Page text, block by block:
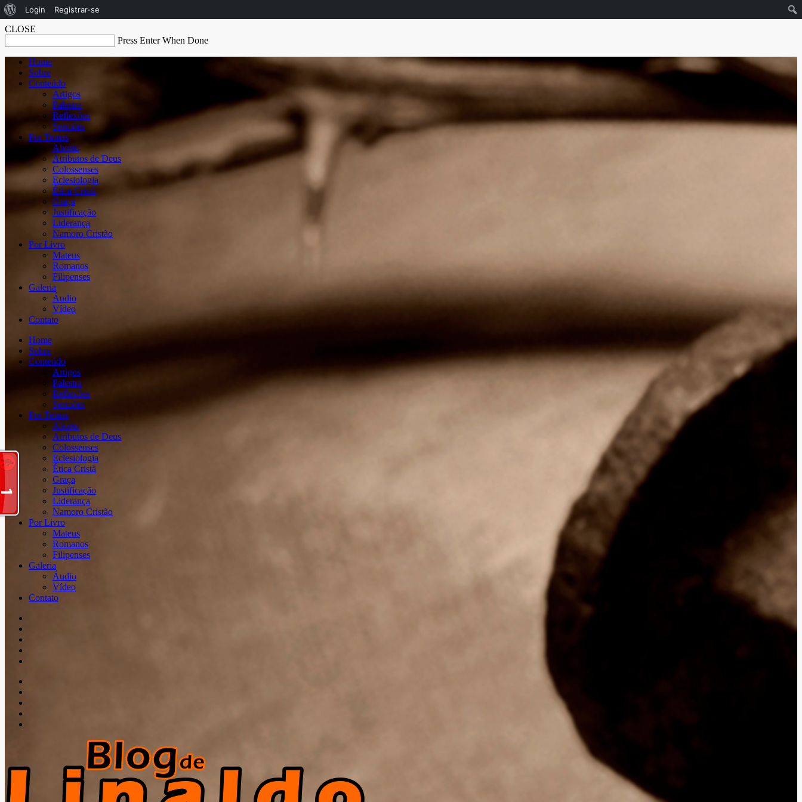
CLOSE
Press Enter When Done
Home
Sobre
Conteúdo
Artigos
Palestra
Reflexões
Sermões
Por Temas
Aborto
Atributos de Deus
Colossenses
Eclesiologia
Ética Cristã
Graça
Justificação
Liderança
Namoro Cristão
Por Livro
Mateus
Romanos
Filipenses
Galeria
Áudio
Vídeo
Contato
Home
Sobre
Conteúdo
Artigos
Palestra
Reflexões
Sermões
Por Temas
Aborto
Atributos de Deus
Colossenses
Eclesiologia
Ética Cristã
Graça
Justificação
Liderança
Namoro Cristão
Por Livro
Mateus
Romanos
Filipenses
Galeria
Áudio
Vídeo
Contato
Sobre
o
WordPress
Login Registrar-se